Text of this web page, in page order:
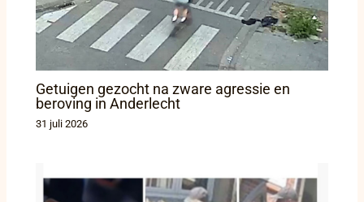
Getuigen gezocht na zware agressie en
beroving in Anderlecht
31 juli 2026